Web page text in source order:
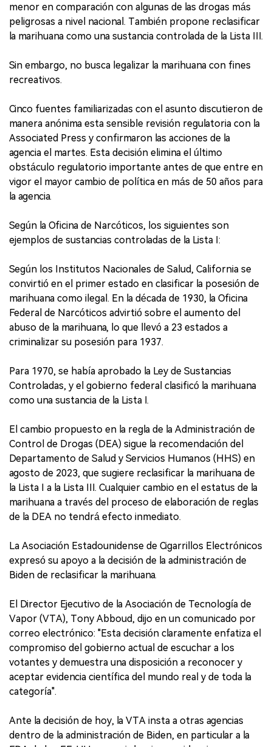
menor en comparación con algunas de las drogas más
peligrosas a nivel nacional. También propone reclasificar
la marihuana como una sustancia controlada de la Lista III.
Sin embargo, no busca legalizar la marihuana con fines
recreativos.
Cinco fuentes familiarizadas con el asunto discutieron de
manera anónima esta sensible revisión regulatoria con la
Associated Press y confirmaron las acciones de la
agencia el martes. Esta decisión elimina el último
obstáculo regulatorio importante antes de que entre en
vigor el mayor cambio de política en más de 50 años para
la agencia.
Según la Oficina de Narcóticos, los siguientes son
ejemplos de sustancias controladas de la Lista I:
Según los Institutos Nacionales de Salud, California se
convirtió en el primer estado en clasificar la posesión de
marihuana como ilegal. En la década de 1930, la Oficina
Federal de Narcóticos advirtió sobre el aumento del
abuso de la marihuana, lo que llevó a 23 estados a
criminalizar su posesión para 1937.
Para 1970, se había aprobado la Ley de Sustancias
Controladas, y el gobierno federal clasificó la marihuana
como una sustancia de la Lista I.
El cambio propuesto en la regla de la Administración de
Control de Drogas (DEA) sigue la recomendación del
Departamento de Salud y Servicios Humanos (HHS) en
agosto de 2023, que sugiere reclasificar la marihuana de
la Lista I a la Lista III. Cualquier cambio en el estatus de la
marihuana a través del proceso de elaboración de reglas
de la DEA no tendrá efecto inmediato.
La Asociación Estadounidense de Cigarrillos Electrónicos
expresó su apoyo a la decisión de la administración de
Biden de reclasificar la marihuana.
El Director Ejecutivo de la Asociación de Tecnología de
Vapor (VTA), Tony Abboud, dijo en un comunicado por
correo electrónico: "Esta decisión claramente enfatiza el
compromiso del gobierno actual de escuchar a los
votantes y demuestra una disposición a reconocer y
aceptar evidencia científica del mundo real y de toda la
categoría".
Ante la decisión de hoy, la VTA insta a otras agencias
dentro de la administración de Biden, en particular a la